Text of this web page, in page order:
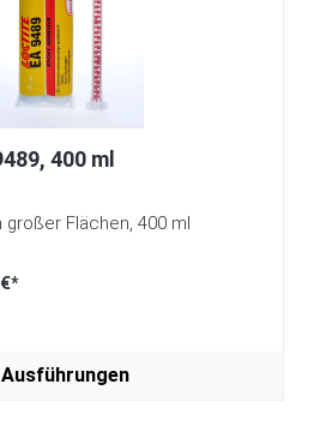
400 ml
Flächen, 400 ml